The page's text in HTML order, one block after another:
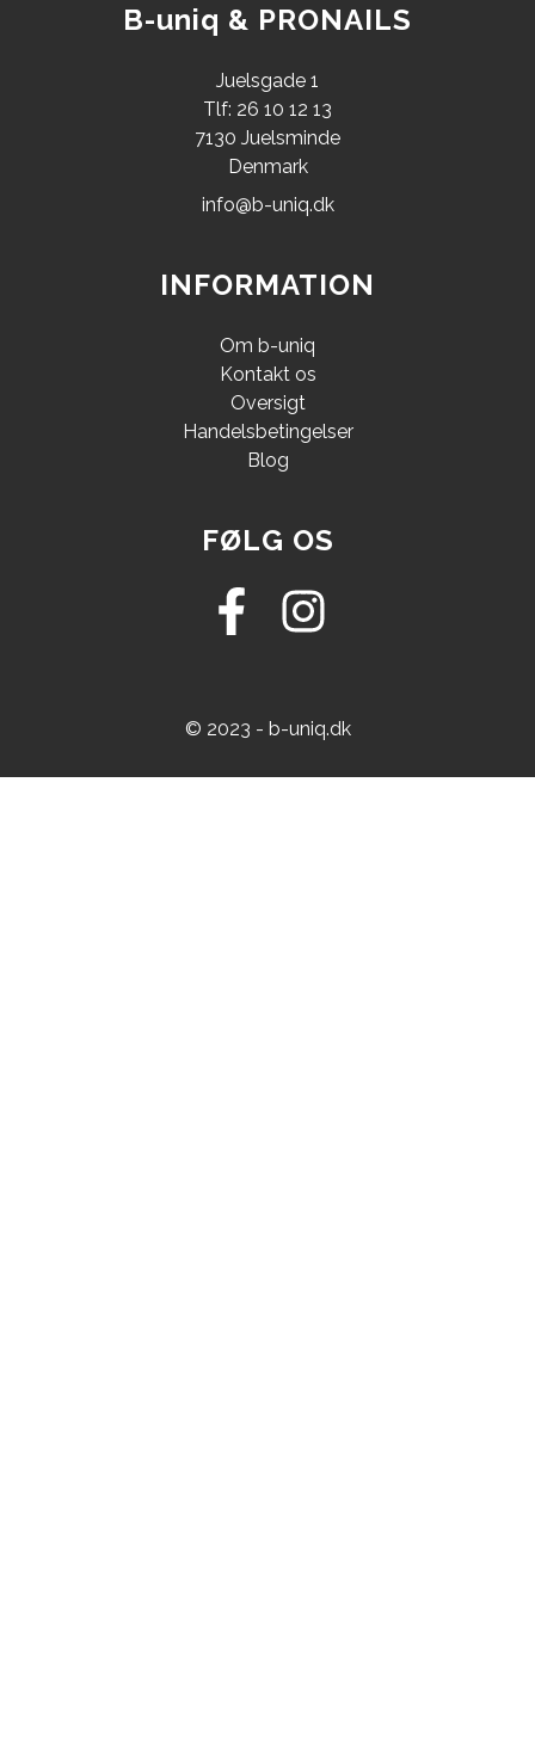
B-uniq & PRONAILS
Juelsgade 1
Tlf: 26 10 12 13
7130 Juelsminde
Denmark
info@b-uniq.dk
INFORMATION
Om b-uniq
Kontakt os
Oversigt
Handelsbetingelser
Blog
FØLG OS
© 2023 - b-uniq.dk